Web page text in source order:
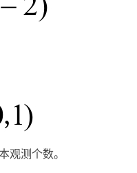
观测个数。